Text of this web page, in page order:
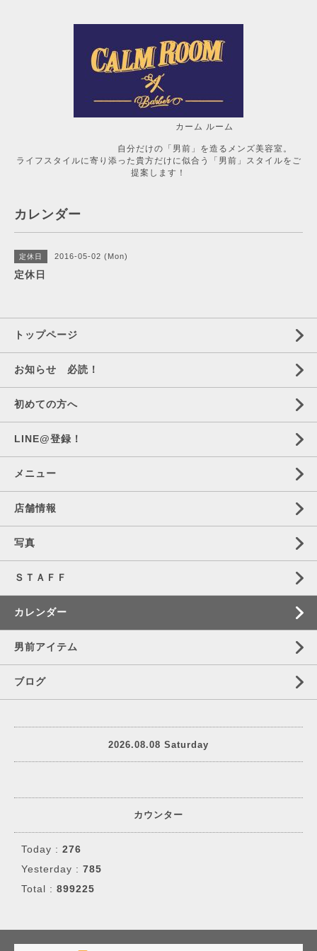
カーム ルーム
自分だけの「男前」を造るメンズ美容室。
ライフスタイルに寄り添った貴方だけに似合う「男前」スタイルをご
提案します！
カレンダー
定休日 2016-05-02 (Mon)
定休日
トップページ
お知らせ 必読！
初めての方へ
LINE@登録！
メニュー
店舗情報
写真
ＳＴＡＦＦ
カレンダー
男前アイテム
ブログ
2026.08.08 Saturday
カウンター
Today : 276
Yesterday : 785
Total : 899225